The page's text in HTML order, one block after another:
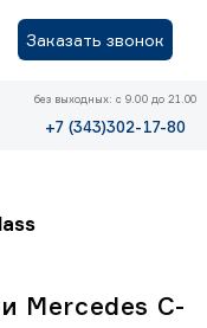
Заказать звонок
без выходных: с 9.00 до 21.00
+7 (343)302-17-80
Mercedes C-